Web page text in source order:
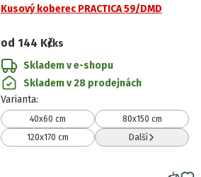
Kusový koberec PRACTICA 59/DMD
od 144 Kč/ks
Skladem v e-shopu
Skladem v 28 prodejnách
Varianta:
40x60 cm
80x150 cm
120x170 cm
Další